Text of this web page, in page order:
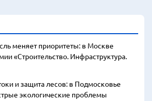
меняет приоритеты: в Москве
«Строительство. Инфраструктура.
и защита лесов: в Подмосковье
экологические проблемы